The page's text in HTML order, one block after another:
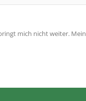
mich nicht weiter. Mein